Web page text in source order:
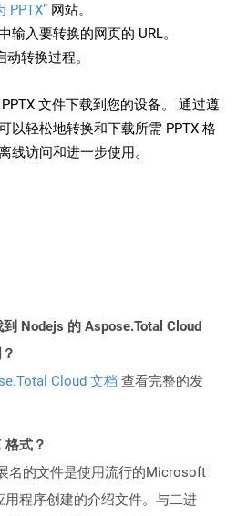
PPTX” 网站。
输入要转换的网页的 URL。
动转换过程。
文件下载到您的设备。 通过遵
以轻松地转换和下载所需 PPTX 格
线访问和进一步使用。
Nodejs 的 Aspose.Total Cloud
Cloud 文档 查看完整的发
格式？
名的文件是使用流行的Microsoft
用程序创建的介绍文件。与二进